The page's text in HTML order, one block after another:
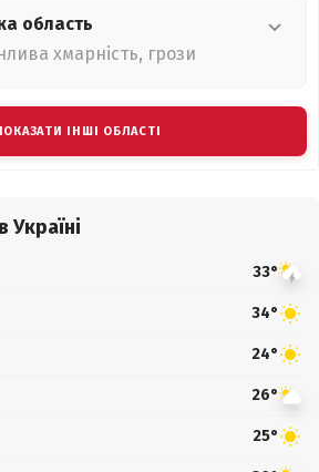
область
хмарність, грози
ІНШІ ОБЛАСТІ
Україні
33°
34°
24°
26°
25°